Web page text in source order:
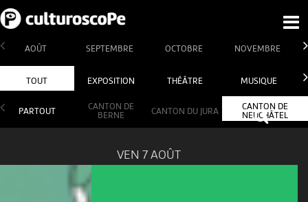
AOÛT SEPTEMBRE OCTOBRE NOVEMBRE
TOUT EXPOSITION THÉÂTRE MUSIQUE
PARTOUT
CANTON DE
BERNE
CANTON DU JURA
CANTON DE
NEUCHÂTEL
VEN 7 AOÛT